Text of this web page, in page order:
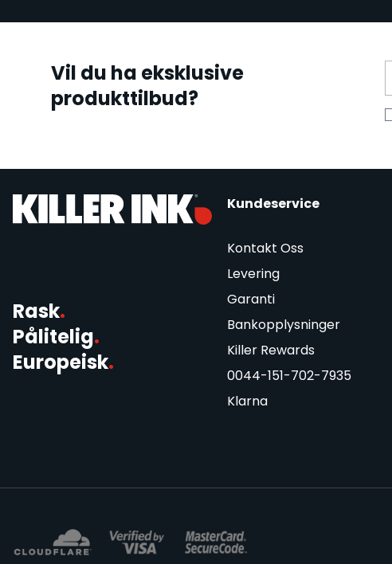
Vil du ha eksklusive
produkttilbud?
Rask.
Pålitelig.
Europeisk.
Kundeservice
Kontakt Oss
Levering
Garanti
Bankopplysninger
Killer Rewards
0044-151-702-7935
Klarna